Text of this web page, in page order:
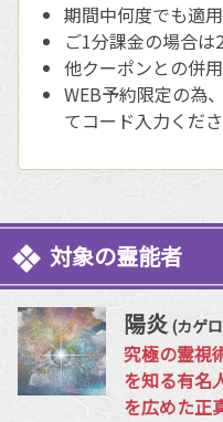
期間中何度でも適
ご1分課金の場合
他クーポンとの併
WEB予約限定の為
てコード入力くだ
対象の霊能者
陽炎 (カゲ
究極の霊視
を知る有名
を広めた正